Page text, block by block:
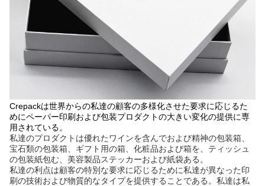
Crepackは世界からの私達の顧客の多様化させた要求に応じるた
めにペーパー印刷および包装プロダクトの大きい変化の提供に専
用されている。
私達のプロダクトは優れたワインを含んでおよび精神の包装箱、
宝石類の包装箱、ギフト用の箱、化粧品および箱を、ティッシュ
の包装紙包む、美容製品ステッカーおよび紙袋ある。
私達の利点は顧客の特別な要求に応じるために私達が異なった印
刷の技術および物質的なタイプを提供することである。私達は私